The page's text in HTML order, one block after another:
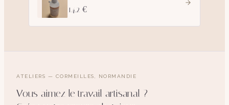
14.2 €
ATELIERS — CORMEILLES, NORMANDIE
Vous aimez le travail artisanal ?